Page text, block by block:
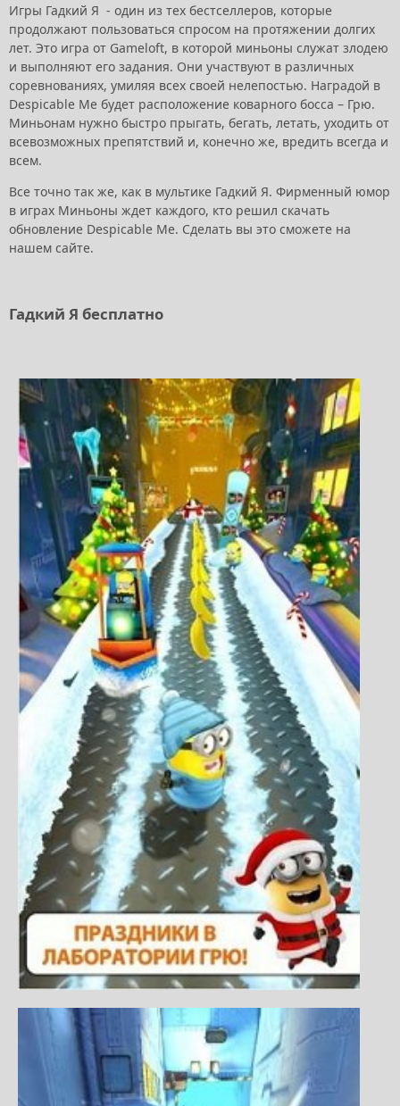
Игры Гадкий Я - один из тех бестселлеров, которые
продолжают пользоваться спросом на протяжении долгих
лет. Это игра от Gameloft, в которой миньоны служат злодею
и выполняют его задания. Они участвуют в различных
соревнованиях, умиляя всех своей нелепостью. Наградой в
Despicable Me будет расположение коварного босса – Грю.
Миньонам нужно быстро прыгать, бегать, летать, уходить от
всевозможных препятствий и, конечно же, вредить всегда и
всем.
Все точно так же, как в мультике Гадкий Я. Фирменный юмор
в играх Миньоны ждет каждого, кто решил скачать
обновление Despicable Me. Сделать вы это сможете на
нашем сайте.
Гадкий Я бесплатно